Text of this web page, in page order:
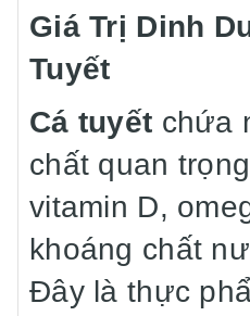
Giá Trị Dinh
Tuyết
Cá tuyết chứa
chất quan
vitamin D,
khoáng chất
Đây là thực